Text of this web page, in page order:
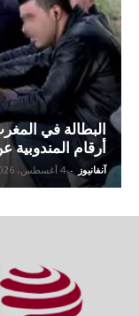
أرقام المندوبية
آنفانيوز - 4 أغسطس، 2026